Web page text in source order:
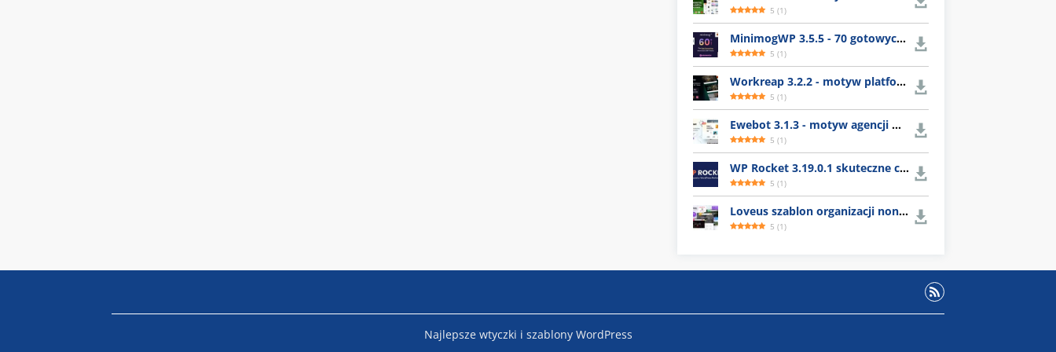
5 (1)
MinimogWP 3.5.5 - 70 gotowych szablonów e-commerce
5 (1)
Workreap 3.2.2 - motyw platformy dla freelancerów
5 (1)
Ewebot 3.1.3 - motyw agencji marketingowej
5 (1)
WP Rocket 3.19.0.1 skuteczne czyszczenie cache WordPress
5 (1)
Loveus szablon organizacji nonprofit
5 (1)
Najlepsze wtyczki i szablony WordPress